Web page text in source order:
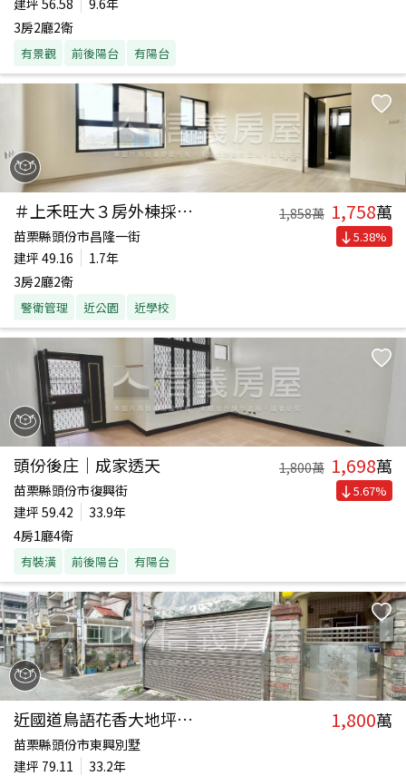
建坪 56.58
9.6年
3房2廳2衛
有景觀 前後陽台 有陽台
＃上禾旺大３房外棟採光戶 1,858萬 1,758萬
苗栗縣頭份市昌隆一街
建坪 49.16
1.7年
3房2廳2衛
警衛管理 近公園 近學校
5.38%
頭份後庄｜成家透天 1,800萬 1,698萬
苗栗縣頭份市復興街
建坪 59.42
33.9年
4房1廳4衛
有裝潢 前後陽台 有陽台
5.67%
近國道鳥語花香大地坪透天 1,800萬
苗栗縣頭份市東興別墅
建坪 79.11
33.2年